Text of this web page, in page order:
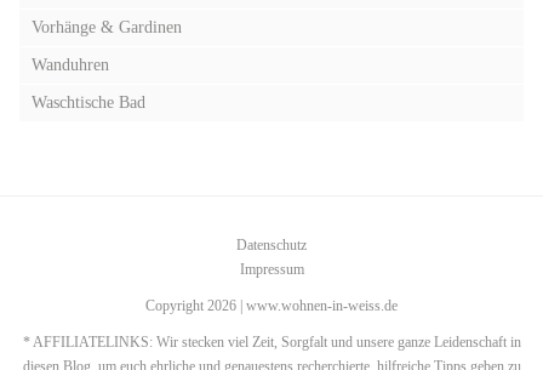
Vorhänge & Gardinen
Wanduhren
Waschtische Bad
Datenschutz
Impressum
Copyright 2026 | www.wohnen-in-weiss.de
* AFFILIATELINKS: Wir stecken viel Zeit, Sorgfalt und unsere ganze Leidenschaft in
diesen Blog, um euch ehrliche und genauestens recherchierte, hilfreiche Tipps geben zu